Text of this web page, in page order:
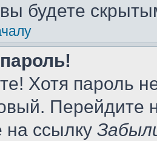
будете
Хотя пароль
Перейдите
на ссылку